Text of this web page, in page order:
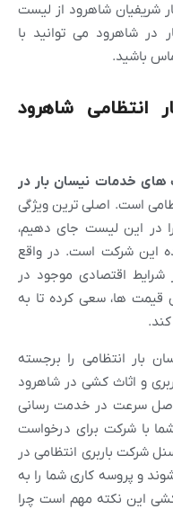
شریفیان شاهرود از لیست
شاهرود می توانید با
باشید.
انتظامی شاهرود
خدمات نیسان بار در
است. اصلی ترین ویژگی
در این لیست جای دهیم،
این شرکت است. در واقع
شرایط اقتصادی موجود در
قیمت ها، سعی کرده تا به
بار انتظامی را برجسته
و اثاث کشی در شاهرود
سرعت در خدمت رسانی
با شرکت برای درخواست
شرکت باربری انتظامی در
و پروسه کاری شما را به
کشی این نکته مهم است چرا